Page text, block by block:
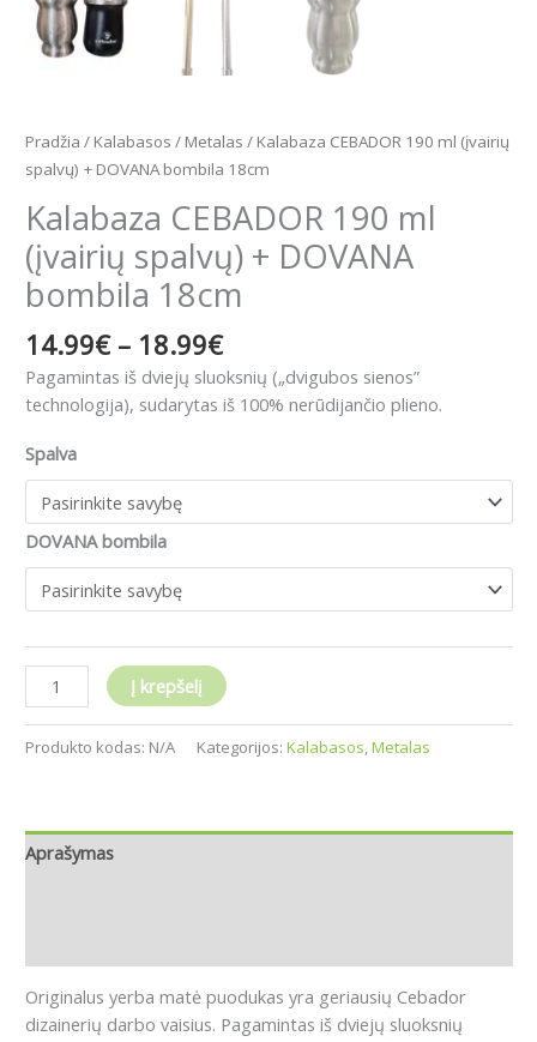
Pradžia / Kalabasos / Metalas / Kalabaza CEBADOR 190 ml (įvairių
spalvų) + DOVANA bombila 18cm
Kalabaza CEBADOR 190 ml
(įvairių spalvų) + DOVANA
bombila 18cm
14.99€ – 18.99€
Pagamintas iš dviejų sluoksnių („dvigubos sienos”
technologija), sudarytas iš 100% nerūdijančio plieno.
Spalva
DOVANA bombila
Į krepšelį
Produkto kodas: N/A Kategorijos: Kalabasos,Metalas
Aprašymas
Originalus yerba matė puodukas yra geriausių Cebador
dizainerių darbo vaisius. Pagamintas iš dviejų sluoksnių